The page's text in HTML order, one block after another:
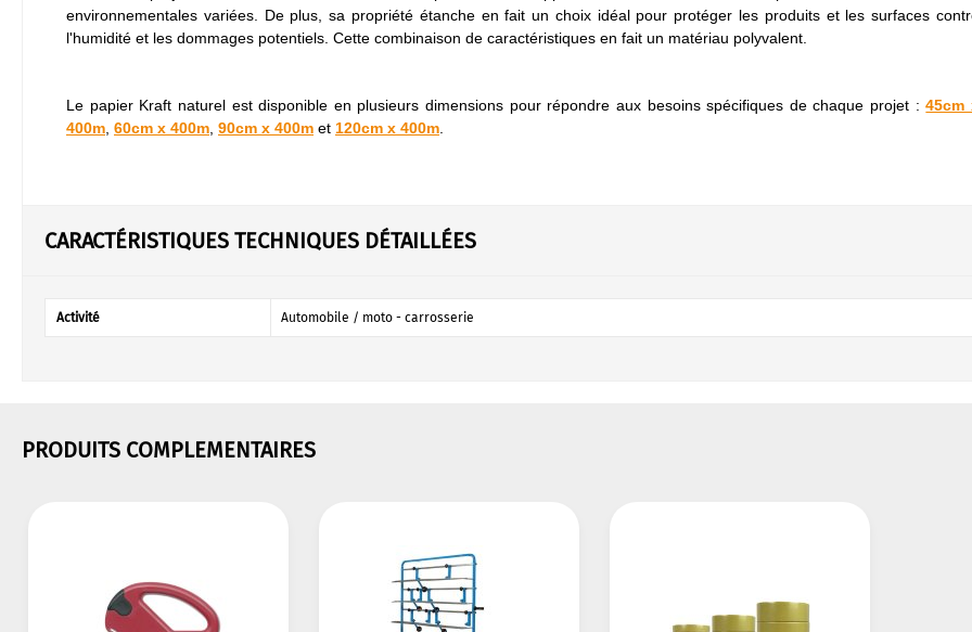
environnementales variées. De plus, sa propriété étanche en fait un choix idéal pour protéger les produits et les surfaces
l'humidité et les dommages potentiels. Cette combinaison de caractéristiques en fait un matériau polyvalent.
Le papier Kraft naturel est disponible en plusieurs dimensions pour répondre aux besoins spécifiques de chaque projet :45cm
400m 60cm x 400m 90cm x 400m et 120cm x 400m
CARACTÉRISTIQUES TECHNIQUES DÉTAILLÉES
Activité Automobile / moto - carrosserie
PRODUITS COMPLEMENTAIRES